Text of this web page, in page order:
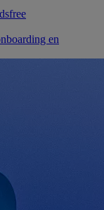
en